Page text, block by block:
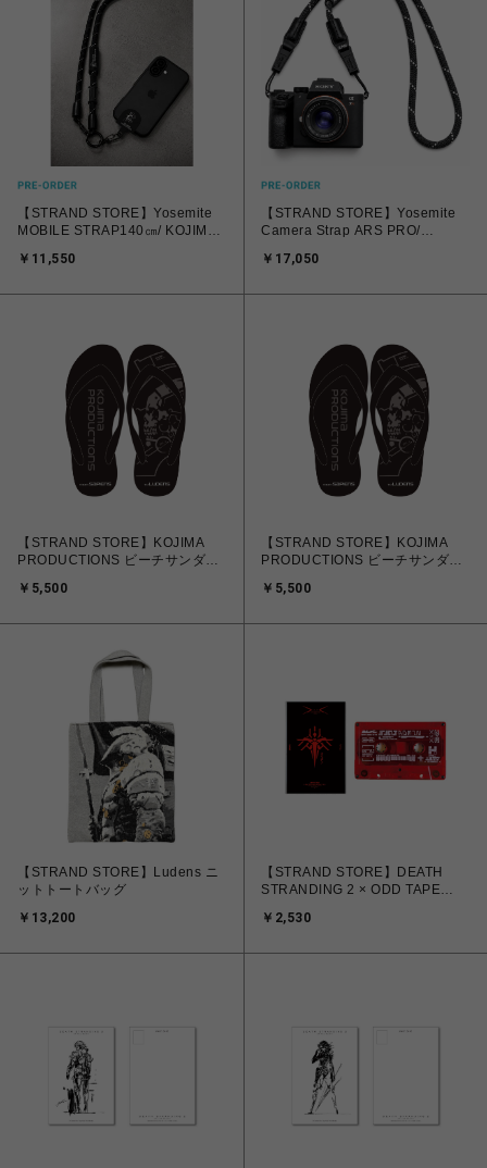
【STRAND STORE】Yosemite
MOBILE STRAP140㎝/ KOJIMA
￥11,550
【STRAND STORE】Yosemite
Camera Strap ARS PRO/
EDITON
￥17,050
【STRAND STORE】KOJIMA
PRODUCTIONS ビーチサンダル
￥5,500
【STRAND STORE】KOJIMA
PRODUCTIONS ビーチサンダル
￥5,500
【STRAND STORE】Ludens ニ
ットトートバッグ
￥13,200
【STRAND STORE】DEATH
STRANDING 2 × ODD TAPE
CASSETTE / Ghost Mech Clear
￥2,530